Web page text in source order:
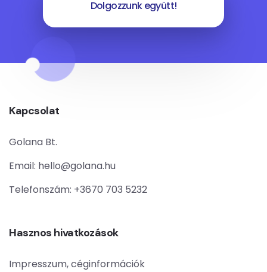
Dolgozzunk együtt!
Kapcsolat
Golana Bt.
Email: hello@golana.hu
Telefonszám: +3670 703 5232
Hasznos hivatkozások
Impresszum, céginformációk